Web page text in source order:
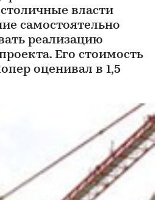
власти
самостоятельно
реализацию
Его стоимость
оценивал в 1,5